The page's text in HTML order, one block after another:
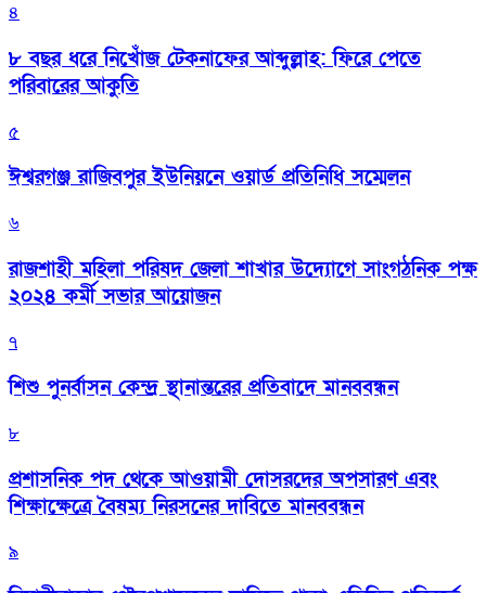
৪
৮ বছর ধরে নিখোঁজ টেকনাফের আব্দুল্লাহ: ফিরে পেতে
পরিবারের আকুতি
৫
ঈশ্বরগঞ্জ রাজিবপুর ইউনিয়নে ওয়ার্ড প্রতিনিধি সম্মেলন
৬
রাজশাহী মহিলা পরিষদ জেলা শাখার উদ্যোগে সাংগঠনিক পক্ষ
২০২৪ কর্মী সভার আয়োজন
৭
শিশু পুনর্বাসন কেন্দ্র স্থানান্তরের প্রতিবাদে মানববন্ধন
৮
প্রশাসনিক পদ থেকে আওয়ামী দোসরদের অপসারণ এবং
শিক্ষাক্ষেত্রে বৈষম্য নিরসনের দাবিতে মানববন্ধন
৯